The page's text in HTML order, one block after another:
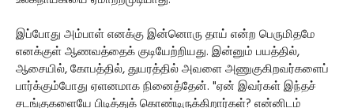
இப்போது அம்பாள் எனக்கு இன்னொரு தாய் என்ற பெருமிதமே
எனக்குள் ஆணவத்தைக் குடியேற்றியது. இன்னும் பயத்தில்,
ஆசையில், கோபத்தில், துயரத்தில் அவளை அணுகுகிறவர்களைப்
பார்க்கும்போது ஏளனமாக நினைத்தேன். "ஏன் இவர்கள் இந்தச்